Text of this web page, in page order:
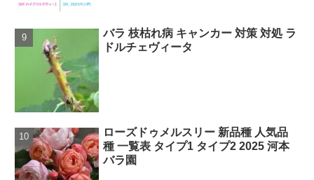
バラ 枝枯れ病 キャンカー 対策 対処 ラ
ドルチェヴィータ
ローズドゥメルスリー 新品種 人気品
種 一覧表 タイプ1 タイプ2 2025 河本
バラ園